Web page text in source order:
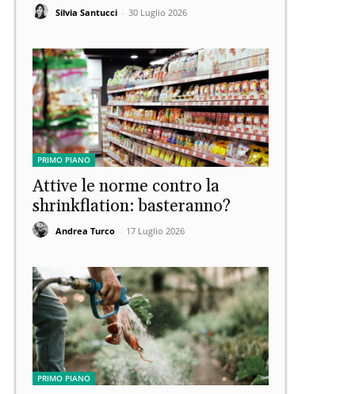
Silvia Santucci - 30 Luglio 2026
PRIMO PIANO
Attive le norme contro la
shrinkflation: basteranno?
Andrea Turco - 17 Luglio 2026
PRIMO PIANO